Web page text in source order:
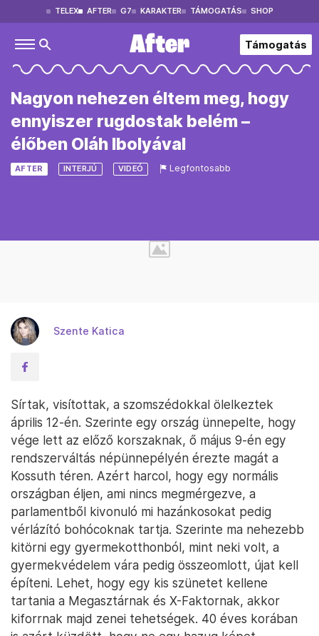
TELEX AFTER G7 KARAKTER TÁMOGATÁS SHOP
Támogatás
Nagyon nehezen éltem meg, hogy
ennyiszer rugdostak belém –
élőben Oláh Ibolyával
AFTER INTERJÚ VIDEÓ Legfontosabb
Szente Katica
Sírtak, visítottak, a szomszédokkal ölelkeztek
április 12-én. Szerinte egy ország ünnepelte, hogy
vége lett az előző korszaknak, ő május 9-én egy
rendszerváltás népünnepélyén érezte magát a
Kossuth téren. Azért harcol, hogy egy normális
országban éljen, ami nincs megmérgezve, a
parlamentből kivonuló mi hazánkosokat pedig
vérlázító bohócoknak tartja. Szerinte ma nehezebb
kitörni egy gyermekotthonból, mint neki volt, a
gyermekvédelem vára pedig összeomlott, újat kell
építeni. Lehet, hogy egy kis szünetet kellene
tartania a Megasztárnak és X-Faktornak, akkor
kiforrnak majd zenei tehetségek. 40 éves korában